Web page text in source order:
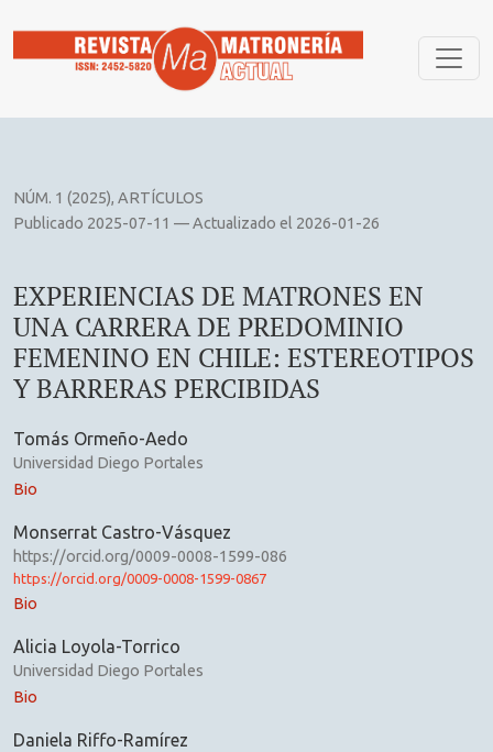
NÚM. 1 (2025), ARTÍCULOS
EXPERIENCIAS DE MATRONES EN
UNA CARRERA DE PREDOMINIO
FEMENINO EN CHILE: ESTEREOTIPOS
Y BARRERAS PERCIBIDAS
Publicado 2025-07-11 — Actualizado el 2026-01-26
Tomás Ormeño-Aedo
Universidad Diego Portales
Bio
Monserrat Castro-Vásquez
https://orcid.org/0009-0008-1599-086
https://orcid.org/0009-0008-1599-0867
Bio
Alicia Loyola-Torrico
Universidad Diego Portales
Bio
Daniela Riffo-Ramírez